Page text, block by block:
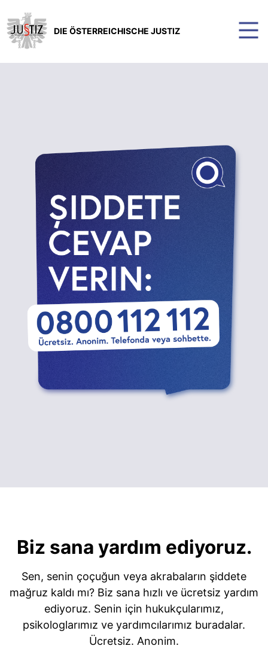
DIE ÖSTERREICHISCHE JUSTIZ
Biz sana yardım ediyoruz.
Sen, senin çoçuğun veya akrabaların şiddete
mağruz kaldı mı? Biz sana hızlı ve ücretsiz yardım
ediyoruz. Senin için hukukçularımız,
psikologlarımız ve yardımcılarımız buradalar.
Ücretsiz. Anonim.